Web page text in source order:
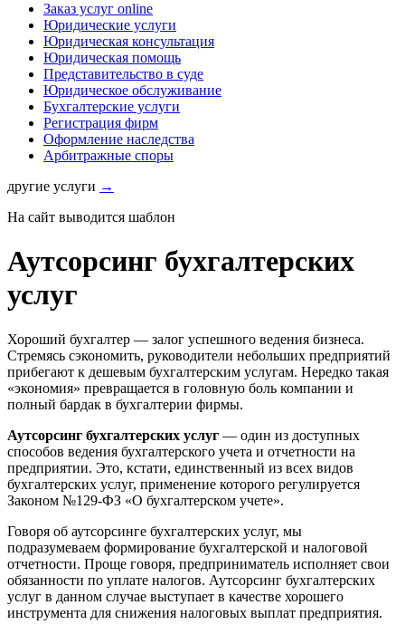
Заказ услуг online
Юридические услуги
Юридическая консультация
Юридическая помощь
Представительство в суде
Юридическое обслуживание
Бухгалтерские услуги
Регистрация фирм
Оформление наследства
Арбитражные споры
другие услуги →
На сайт выводится шаблон
Аутсорсинг бухгалтерских
услуг
Хороший бухгалтер — залог успешного ведения бизнеса.
Стремясь сэкономить, руководители небольших предприятий
прибегают к дешевым бухгалтерским услугам. Нередко такая
«экономия» превращается в головную боль компании и
полный бардак в бухгалтерии фирмы.
Аутсорсинг бухгалтерских услуг — один из доступных
способов ведения бухгалтерского учета и отчетности на
предприятии. Это, кстати, единственный из всех видов
бухгалтерских услуг, применение которого регулируется
Законом №129-ФЗ «О бухгалтерском учете».
Говоря об аутсорсинге бухгалтерских услуг, мы
подразумеваем формирование бухгалтерской и налоговой
отчетности. Проще говоря, предприниматель исполняет свои
обязанности по уплате налогов. Аутсорсинг бухгалтерских
услуг в данном случае выступает в качестве хорошего
инструмента для снижения налоговых выплат предприятия.